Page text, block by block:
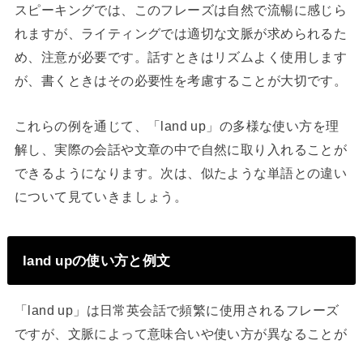
スピーキングでは、このフレーズは自然で流暢に感じら
れますが、ライティングでは適切な文脈が求められるた
め、注意が必要です。話すときはリズムよく使用します
が、書くときはその必要性を考慮することが大切です。
これらの例を通じて、「land up」の多様な使い方を理
解し、実際の会話や文章の中で自然に取り入れることが
できるようになります。次は、似たような単語との違い
について見ていきましょう。
land upの使い方と例文
「land up」は日常英会話で頻繁に使用されるフレーズ
ですが、文脈によって意味合いや使い方が異なることが